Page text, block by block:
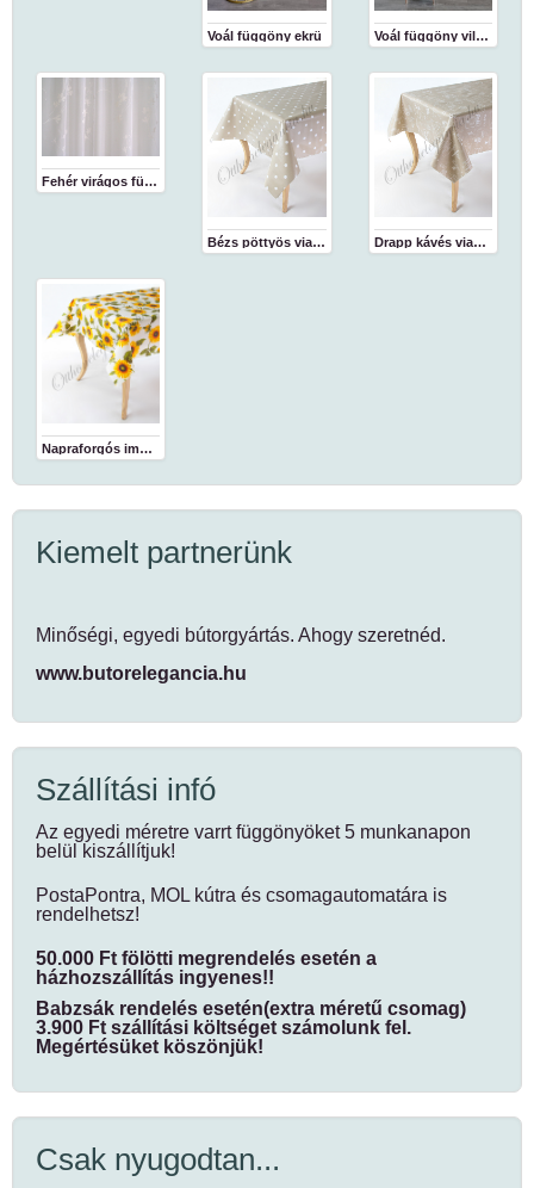
Voál függöny ekrü Voál függöny világosbarna
Fehér virágos függöny
Bézs pöttyös viaszosvászon abrosz Drapp kávés viaszosvászon abrosz
Napraforgós impregnált abrosz
Kiemelt partnerünk
Minőségi, egyedi bútorgyártás. Ahogy szeretnéd.
www.butorelegancia.hu
Szállítási infó
Az egyedi méretre varrt függönyöket 5 munkanapon
belül kiszállítjuk!
PostaPontra, MOL kútra és csomagautomatára is
rendelhetsz!
50.000 Ft fölötti megrendelés esetén a
házhozszállítás ingyenes!!
Babzsák rendelés esetén(extra méretű csomag)
3.900 Ft szállítási költséget számolunk fel.
Megértésüket köszönjük!
Csak nyugodtan...